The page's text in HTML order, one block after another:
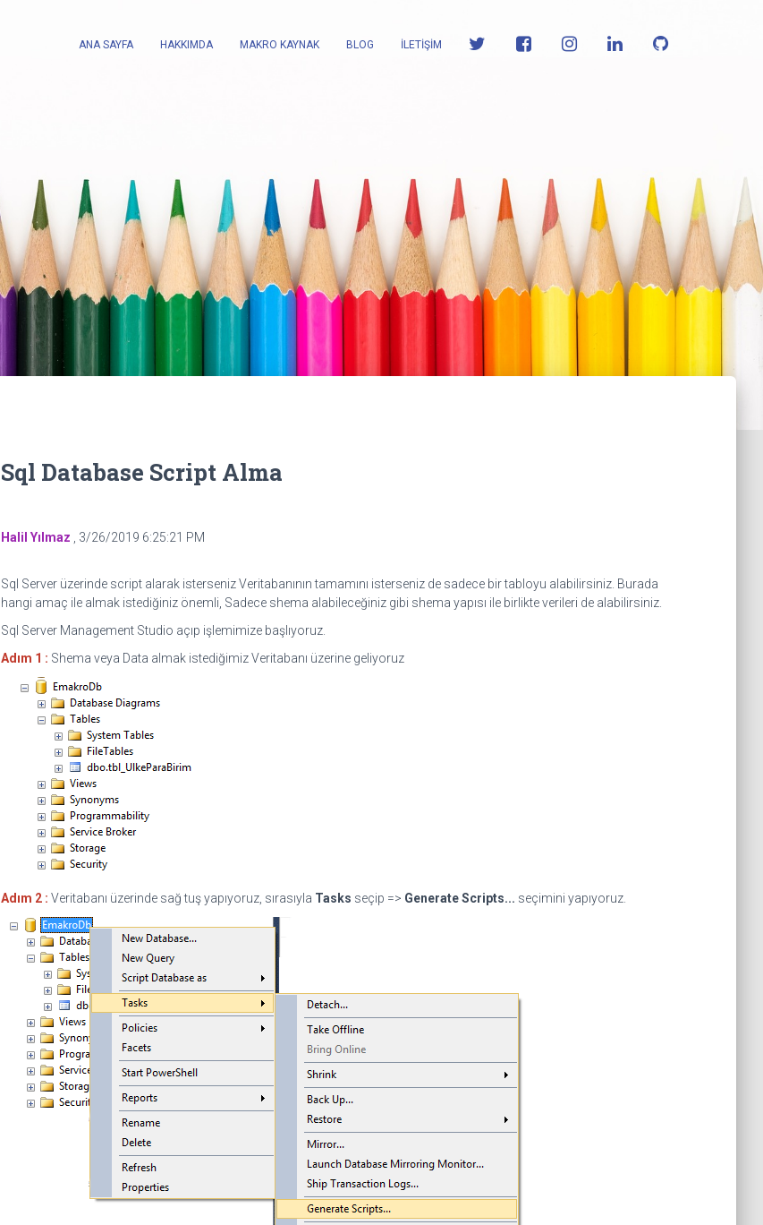
ANA SAYFA HAKKIMDA MAKRO KAYNAK BLOG İLETİŞİM
Sql Database Script Alma
Halil Yılmaz 3/26/2019 6:25:21 PM
Sql Server üzerinde script alarak isterseniz Veritabanının tamamını isterseniz de sadece bir tabloyu alabilirsiniz. Burada
hangi amaç ile almak istediğiniz önemli, Sadece shema alabileceğiniz gibi shema yapısı ile birlikte verileri de alabilirsiniz.
Sql Server Management Studio açıp işlemimize başlıyoruz.
Adım 1 : Shema veya Data almak istediğimiz Veritabanı üzerine geliyoruz
Adım 2 : Veritabanı üzerinde sağ tuş yapıyoruz, sırasıyla Tasks seçip => Generate Scripts... seçimini yapıyoruz.